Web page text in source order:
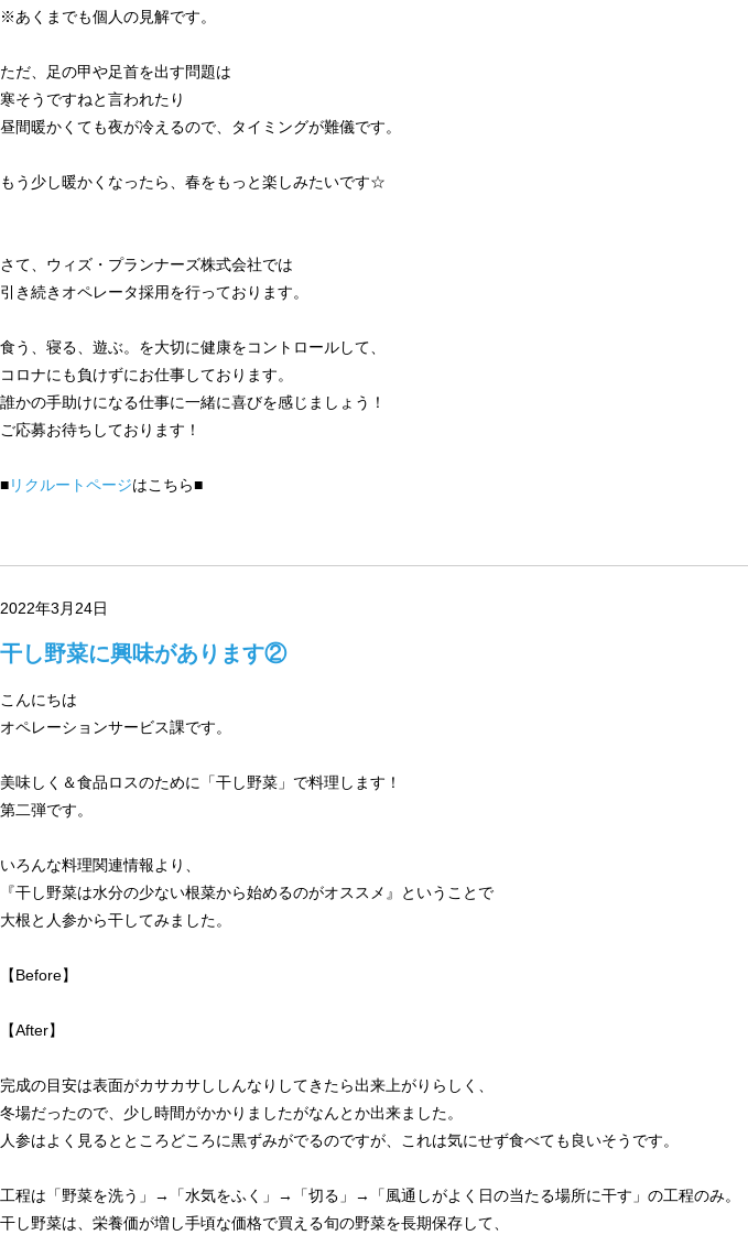
※あくまでも個人の見解です。
ただ、足の甲や足首を出す問題は
寒そうですねと言われたり
昼間暖かくても夜が冷えるので、タイミングが難儀です。
もう少し暖かくなったら、春をもっと楽しみたいです☆
さて、ウィズ・プランナーズ株式会社では
引き続きオペレータ採用を行っております。
食う、寝る、遊ぶ。を大切に健康をコントロールして、
コロナにも負けずにお仕事しております。
誰かの手助けになる仕事に一緒に喜びを感じましょう！
ご応募お待ちしております！
■リクルートページはこちら■
2022年3月24日
干し野菜に興味があります②
こんにちは
オペレーションサービス課です。
美味しく＆食品ロスのために「干し野菜」で料理します！
第二弾です。
いろんな料理関連情報より、
『干し野菜は水分の少ない根菜から始めるのがオススメ』ということで
大根と人参から干してみました。
【Before】
【After】
完成の目安は表面がカサカサししんなりしてきたら出来上がりらしく、
冬場だったので、少し時間がかかりましたがなんとか出来ました。
人参はよく見るとところどころに黒ずみがでるのですが、これは気にせず食べても良いそうです。
工程は「野菜を洗う」→「水気をふく」→「切る」→「風通しがよく日の当たる場所に干す」の工程のみ。
干し野菜は、栄養価が増し手頃な価格で買える旬の野菜を長期保存して、